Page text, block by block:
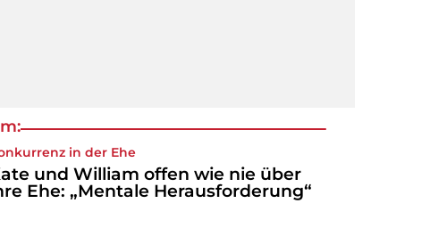
in der Ehe
und William offen wie nie über
Ehe: „Mentale Herausforderung“